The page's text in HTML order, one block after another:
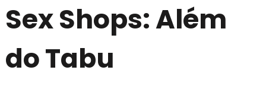
Sex Shops: Além
do Tabu